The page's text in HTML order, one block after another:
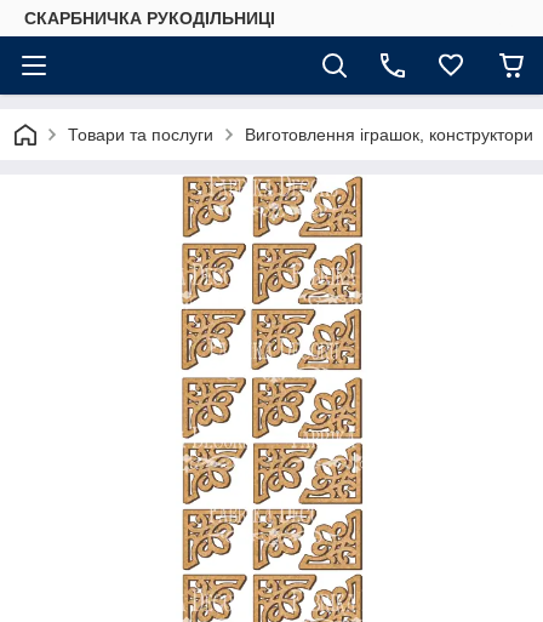
СКАРБНИЧКА РУКОДІЛЬНИЦІ
Товари та послуги Виготовлення іграшок, конструктори